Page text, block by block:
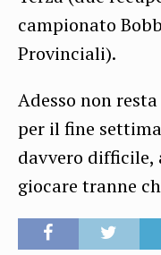
campionato
Provinciali).
Adesso non
per il fine
davvero
giocare tranne